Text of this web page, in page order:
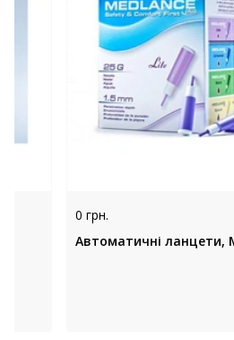
0 грн.
Автоматичні ланцети,